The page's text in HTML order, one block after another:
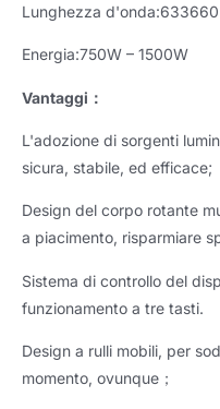
Lunghezza
Energia:750W – 1500W
Vantaggi：
L'adozione di sorgenti
sicura, stabile, ed efficace;
Design del corpo rotante
a piacimento, risparmiare
Sistema di controllo del
funzionamento a tre tasti.
Design a rulli mobili, per
momento, ovunque；